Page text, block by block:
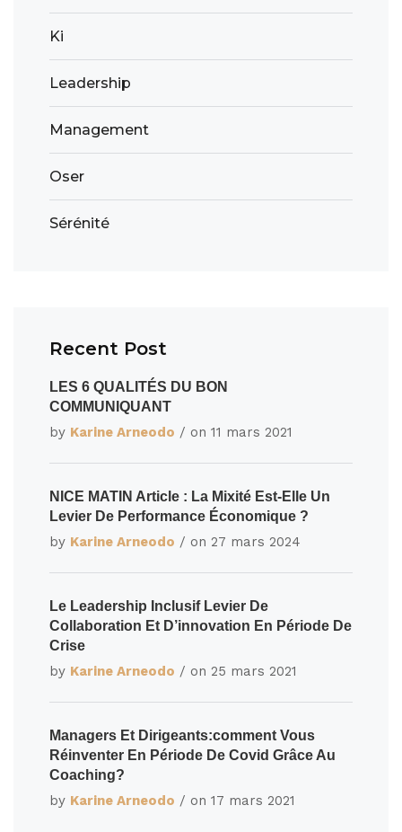
Ki
Leadership
Management
Oser
Sérénité
Recent Post
LES 6 QUALITÉS DU BON
COMMUNIQUANT
by Karine Arneodo / on 11 mars 2021
NICE MATIN Article : La Mixité Est-Elle Un
Levier De Performance Économique ?
by Karine Arneodo / on 27 mars 2024
Le Leadership Inclusif Levier De
Collaboration Et D’innovation En Période De
Crise
by Karine Arneodo / on 25 mars 2021
Managers Et Dirigeants:comment Vous
Réinventer En Période De Covid Grâce Au
Coaching?
by Karine Arneodo / on 17 mars 2021